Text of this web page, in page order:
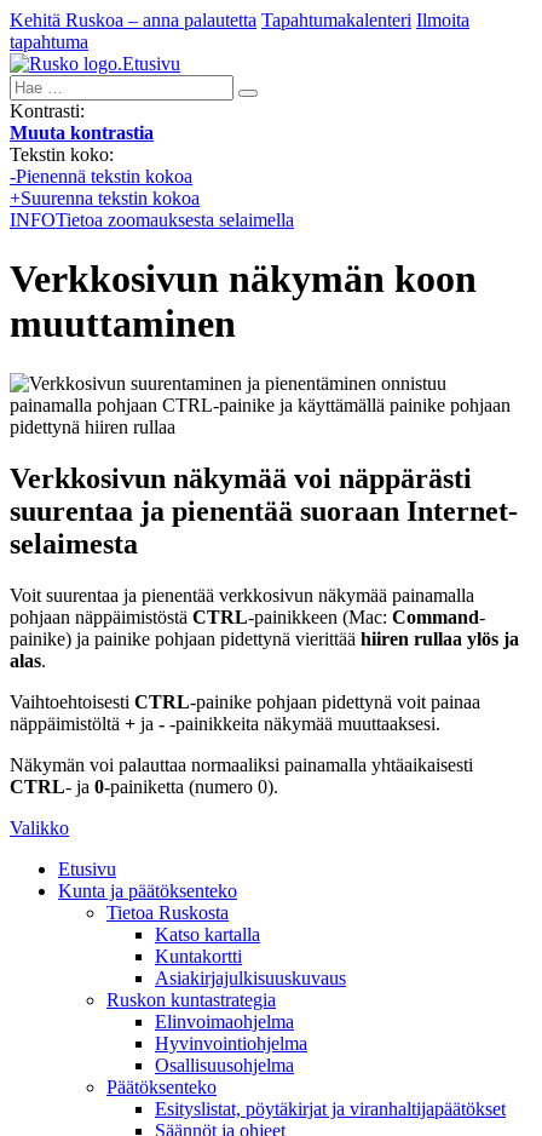
Kehitä Ruskoa – anna palautetta Tapahtumakalenteri Ilmoita
tapahtuma
Etusivu
Hae:
Kontrasti:
Muuta kontrastia
Tekstin koko:
-Pienennä tekstin kokoa
+Suurenna tekstin kokoa
INFOTietoa zoomauksesta selaimella
Verkkosivun näkymän koon
muuttaminen
Verkkosivun näkymää voi näppärästi
suurentaa ja pienentää suoraan Internet-
selaimesta
Voit suurentaa ja pienentää verkkosivun näkymää painamalla
pohjaan näppäimistöstä CTRL-painikkeen (Mac: Command-
painike) ja painike pohjaan pidettynä vierittää hiiren rullaa ylös ja
alas.
Vaihtoehtoisesti CTRL-painike pohjaan pidettynä voit painaa
näppäimistöltä + ja - -painikkeita näkymää muuttaaksesi.
Näkymän voi palauttaa normaaliksi painamalla yhtäaikaisesti
CTRL- ja 0-painiketta (numero 0).
Valikko
Etusivu
Kunta ja päätöksenteko
Tietoa Ruskosta
Katso kartalla
Kuntakortti
Asiakirjajulkisuuskuvaus
Ruskon kuntastrategia
Elinvoimaohjelma
Hyvinvointiohjelma
Osallisuusohjelma
Päätöksenteko
Esityslistat, pöytäkirjat ja viranhaltijapäätökset
Säännöt ja ohjeet